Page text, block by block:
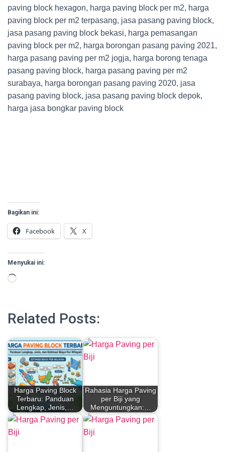
paving block hexagon, harga paving block per m2, harga
paving block per m2 terpasang, jasa pasang paving block,
jasa pasang paving block bekasi, harga pemasangan
paving block per m2, harga borongan pasang paving 2021,
harga pasang paving per m2 jogja, harga borong tenaga
pasang paving block, harga pasang paving per m2
surabaya, harga borongan pasang paving 2020, jasa
pasang paving block, jasa pasang paving block depok,
harga jasa bongkar paving block
Bagikan ini:
Facebook X
Menyukai ini:
Memuat...
Related Posts:
Harga Paving Block
Terbaru: Panduan
Lengkap, Jenis,…
Rahasia Harga Paving
per Biji yang
Menguntungkan:…